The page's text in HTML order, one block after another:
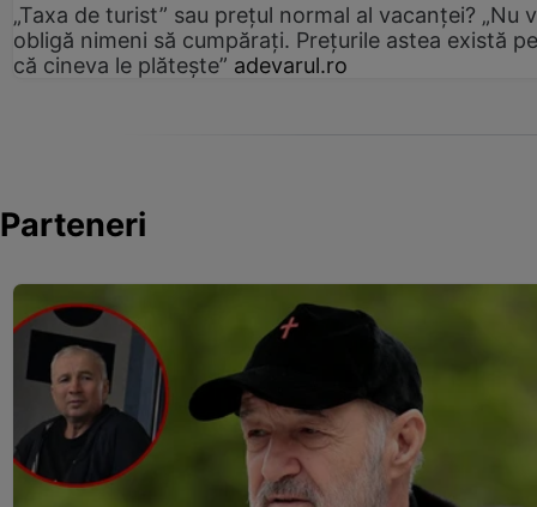
„Taxa de turist” sau prețul normal al vacanței? „Nu
obligă nimeni să cumpărați. Prețurile astea există
că cineva le plătește” adevarul.ro
Parteneri